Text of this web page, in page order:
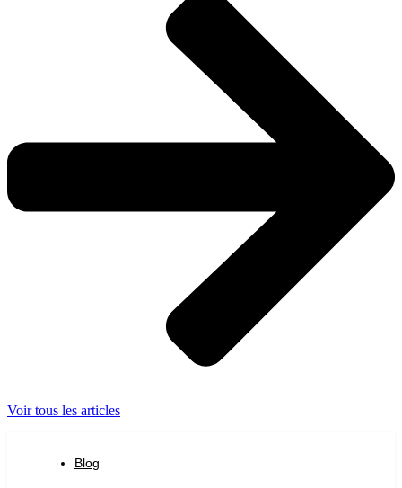
Voir tous les articles
Blog